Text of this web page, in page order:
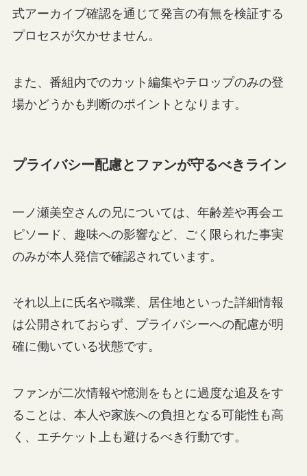
式アーカイブ確認を通じて発言の有無を検証する
プロセスが欠かせません。
また、番組内でのカット編集やテロップのみの登
場かどうかも判断のポイントとなります。
プライバシー配慮とファンが守るべきライン
一ノ瀬美空さんの兄については、年齢差や再会エ
ピソード、趣味への影響など、ごく限られた事実
のみが本人発信で確認されています。
それ以上に氏名や職業、居住地といった詳細情報
は公開されておらず、プライバシーへの配慮が明
確に働いている状態です。
ファンが二次情報や憶測をもとに過度な追及をす
ることは、本人や家族への負担となる可能性も高
く、エチケット上も避けるべき行動です。